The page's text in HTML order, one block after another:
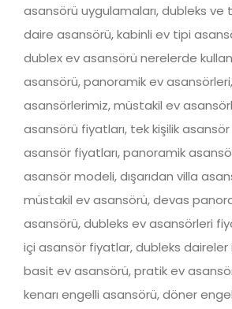
asansörü uygulamaları, dubleks ve
daire asansörü, kabinli ev tipi
dublex ev asansörü nerelerde
asansörü, panoramik ev
asansörlerimiz, müstakil ev
asansörü fiyatları, tek kişilik asansör
asansör fiyatları, panoramik
asansör modeli, dışarıdan villa
müstakil ev asansörü, devas
asansörü, dubleks ev asansörleri
içi asansör fiyatlar, dubleks daireler
basit ev asansörü, pratik ev
kenarı engelli asansörü, döner